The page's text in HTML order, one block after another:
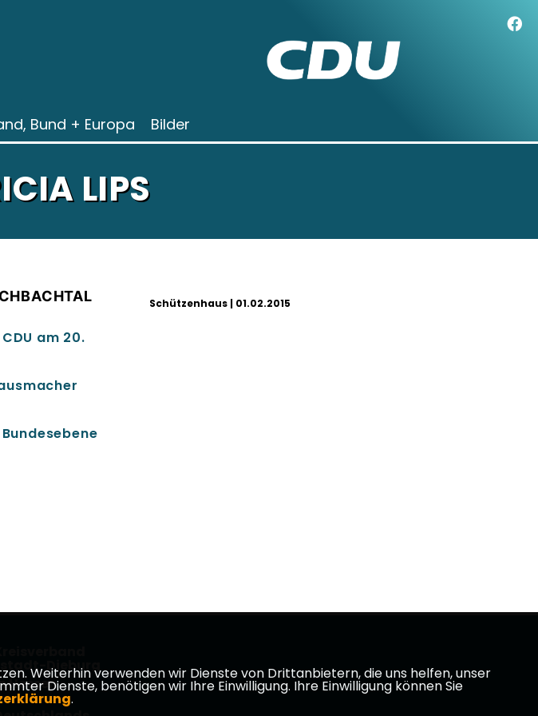
Bund + Europa Bilder
LIPS
am 20.
Schützenhaus | 01.02.2015
Dieburg
Hessen
Weiterhin verwenden wir Dienste von Drittanbietern, die uns helfen, unser
Dienste, benötigen wir Ihre Einwilligung. Ihre Einwilligung können Sie
.